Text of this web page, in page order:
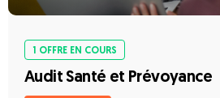
1 OFFRE EN COURS
Audit Santé et Prévoyance